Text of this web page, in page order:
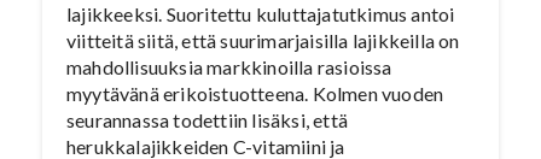
lajikkeeksi. Suoritettu kuluttajatutkimus antoi
viitteitä siitä, että suurimarjaisilla lajikkeilla on
mahdollisuuksia markkinoilla rasioissa
myytävänä erikoistuotteena. Kolmen vuoden
seurannassa todettiin lisäksi, että
herukkalajikkeiden C-vitamiini ja